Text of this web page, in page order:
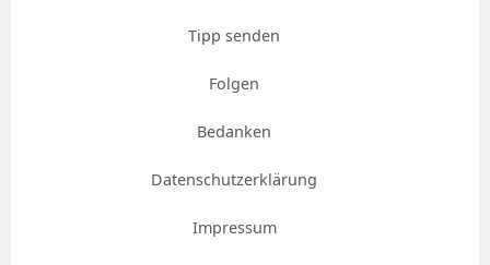
Tipp senden
Folgen
Bedanken
Datenschutzerklärung
Impressum